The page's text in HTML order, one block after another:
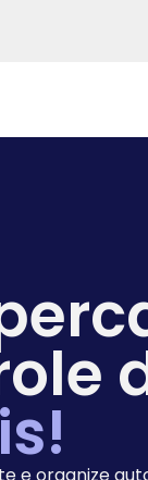
e organize